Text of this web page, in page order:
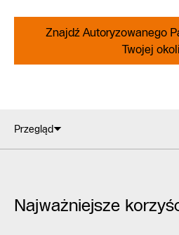
Znajdź Autoryzowanego
Twojej
Przegląd
Najważniejsze